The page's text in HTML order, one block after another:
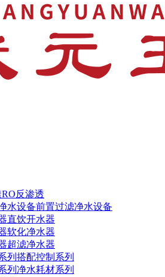
RO反渗透
前置过滤净水设备
直饮开水器
软化净水器
超滤净水器
搭配控制系列
净水耗材系列